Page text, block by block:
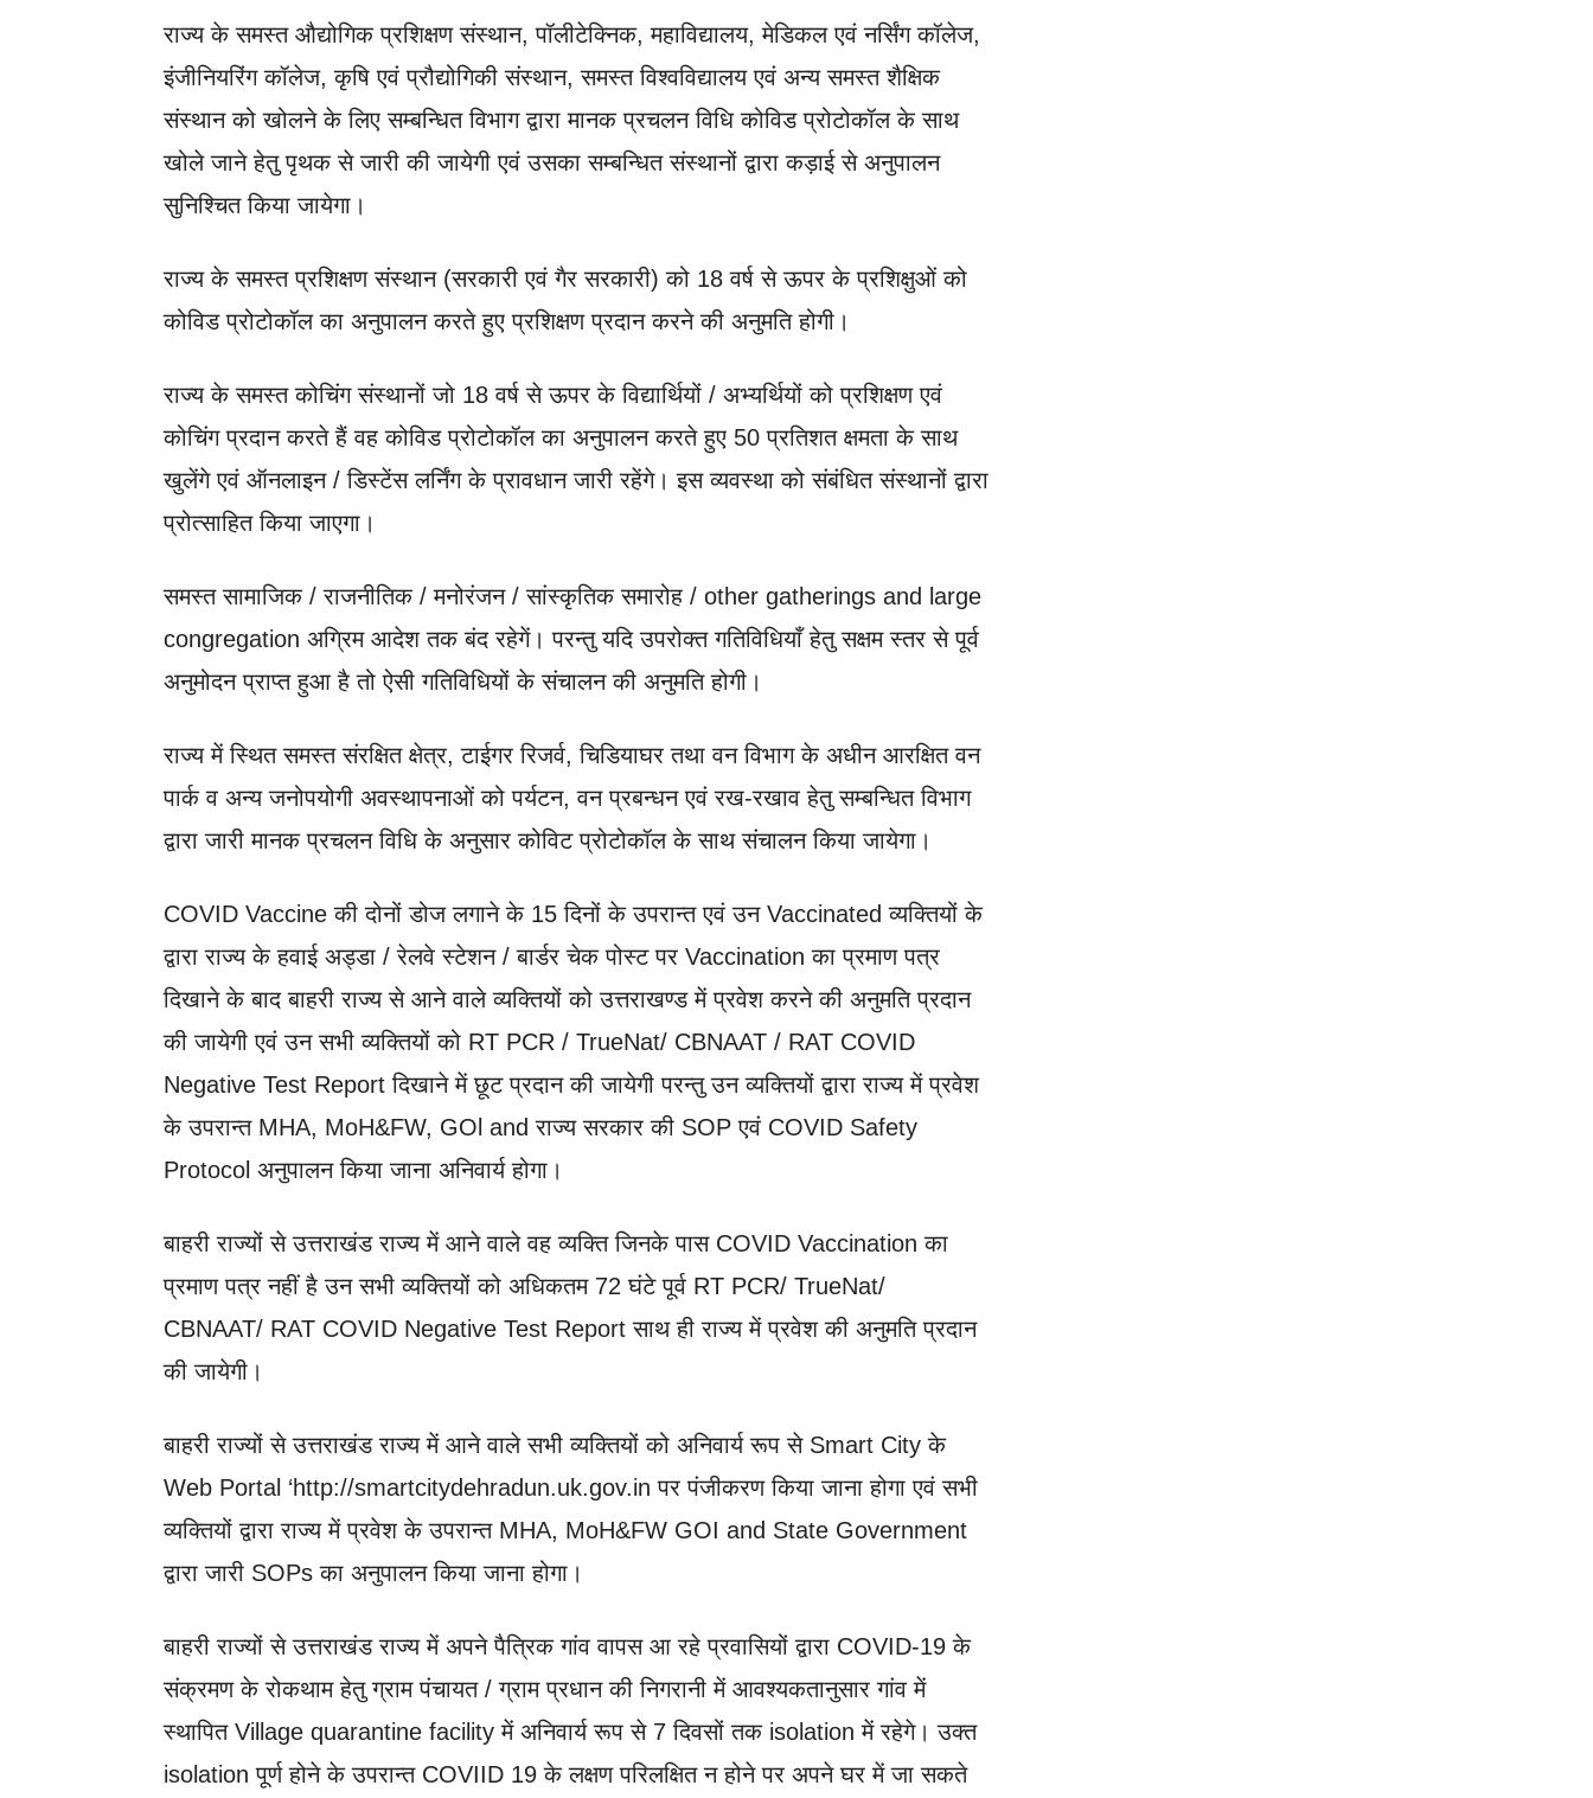
राज्य के समस्त औद्योगिक प्रशिक्षण संस्थान, पॉलीटेक्निक, महाविद्यालय, मेडिकल एवं नर्सिंग कॉलेज,
इंजीनियरिंग कॉलेज, कृषि एवं प्रौद्योगिकी संस्थान, समस्त विश्वविद्यालय एवं अन्य समस्त शैक्षिक
संस्थान को खोलने के लिए सम्बन्धित विभाग द्वारा मानक प्रचलन विधि कोविड प्रोटोकॉल के साथ
खोले जाने हेतु पृथक से जारी की जायेगी एवं उसका सम्बन्धित संस्थानों द्वारा कड़ाई से अनुपालन
सुनिश्चित किया जायेगा।
राज्य के समस्त प्रशिक्षण संस्थान (सरकारी एवं गैर सरकारी) को 18 वर्ष से ऊपर के प्रशिक्षुओं को
कोविड प्रोटोकॉल का अनुपालन करते हुए प्रशिक्षण प्रदान करने की अनुमति होगी।
राज्य के समस्त कोचिंग संस्थानों जो 18 वर्ष से ऊपर के विद्यार्थियों / अभ्यर्थियों को प्रशिक्षण एवं
कोचिंग प्रदान करते हैं वह कोविड प्रोटोकॉल का अनुपालन करते हुए 50 प्रतिशत क्षमता के साथ
खुलेंगे एवं ऑनलाइन / डिस्टेंस लर्निंग के प्रावधान जारी रहेंगे। इस व्यवस्था को संबंधित संस्थानों द्वारा
प्रोत्साहित किया जाएगा।
समस्त सामाजिक / राजनीतिक / मनोरंजन / सांस्कृतिक समारोह / other gatherings and large
congregation अग्रिम आदेश तक बंद रहेगें। परन्तु यदि उपरोक्त गतिविधियाँ हेतु सक्षम स्तर से पूर्व
अनुमोदन प्राप्त हुआ है तो ऐसी गतिविधियों के संचालन की अनुमति होगी।
राज्य में स्थित समस्त संरक्षित क्षेत्र, टाईगर रिजर्व, चिडियाघर तथा वन विभाग के अधीन आरक्षित वन
पार्क व अन्य जनोपयोगी अवस्थापनाओं को पर्यटन, वन प्रबन्धन एवं रख-रखाव हेतु सम्बन्धित विभाग
द्वारा जारी मानक प्रचलन विधि के अनुसार कोविट प्रोटोकॉल के साथ संचालन किया जायेगा।
COVID Vaccine की दोनों डोज लगाने के 15 दिनों के उपरान्त एवं उन Vaccinated व्यक्तियों के
द्वारा राज्य के हवाई अड्डा / रेलवे स्टेशन / बार्डर चेक पोस्ट पर Vaccination का प्रमाण पत्र
दिखाने के बाद बाहरी राज्य से आने वाले व्यक्तियों को उत्तराखण्ड में प्रवेश करने की अनुमति प्रदान
की जायेगी एवं उन सभी व्यक्तियों को RT PCR / TrueNat/ CBNAAT / RAT COVID
Negative Test Report दिखाने में छूट प्रदान की जायेगी परन्तु उन व्यक्तियों द्वारा राज्य में प्रवेश
के उपरान्त MHA, MoH&FW, GOl and राज्य सरकार की SOP एवं COVID Safety
Protocol अनुपालन किया जाना अनिवार्य होगा।
बाहरी राज्यों से उत्तराखंड राज्य में आने वाले वह व्यक्ति जिनके पास COVID Vaccination का
प्रमाण पत्र नहीं है उन सभी व्यक्तियों को अधिकतम 72 घंटे पूर्व RT PCR/ TrueNat/
CBNAAT/ RAT COVID Negative Test Report साथ ही राज्य में प्रवेश की अनुमति प्रदान
की जायेगी।
बाहरी राज्यों से उत्तराखंड राज्य में आने वाले सभी व्यक्तियों को अनिवार्य रूप से Smart City के
Web Portal ‘http://smartcitydehradun.uk.gov.in पर पंजीकरण किया जाना होगा एवं सभी
व्यक्तियों द्वारा राज्य में प्रवेश के उपरान्त MHA, MoH&FW GOI and State Government
द्वारा जारी SOPs का अनुपालन किया जाना होगा।
बाहरी राज्यों से उत्तराखंड राज्य में अपने पैत्रिक गांव वापस आ रहे प्रवासियों द्वारा COVID-19 के
संक्रमण के रोकथाम हेतु ग्राम पंचायत / ग्राम प्रधान की निगरानी में आवश्यकतानुसार गांव में
स्थापित Village quarantine facility में अनिवार्य रूप से 7 दिवसों तक isolation में रहेगे। उक्त
isolation पूर्ण होने के उपरान्त COVIID 19 के लक्षण परिलक्षित न होने पर अपने घर में जा सकते